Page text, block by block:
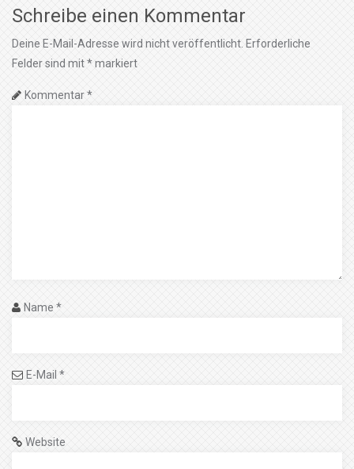
Schreibe einen Kommentar
Deine E-Mail-Adresse wird nicht veröffentlicht. Erforderliche
Felder sind mit*markiert
Kommentar*
Name *
E-Mail *
Website